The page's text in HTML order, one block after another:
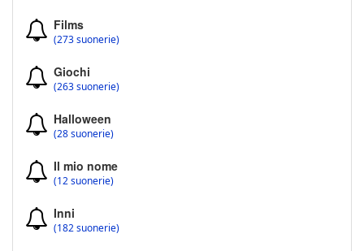
Films
(273 suonerie)
Giochi
(263 suonerie)
Halloween
(28 suonerie)
Il mio nome
(12 suonerie)
Inni
(182 suonerie)